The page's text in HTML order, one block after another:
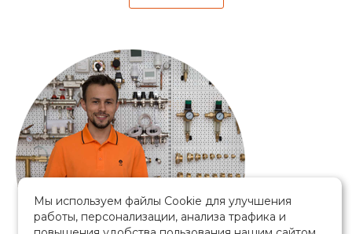
Мы используем файлы Cookie для улучшения
работы, персонализации, анализа трафика и